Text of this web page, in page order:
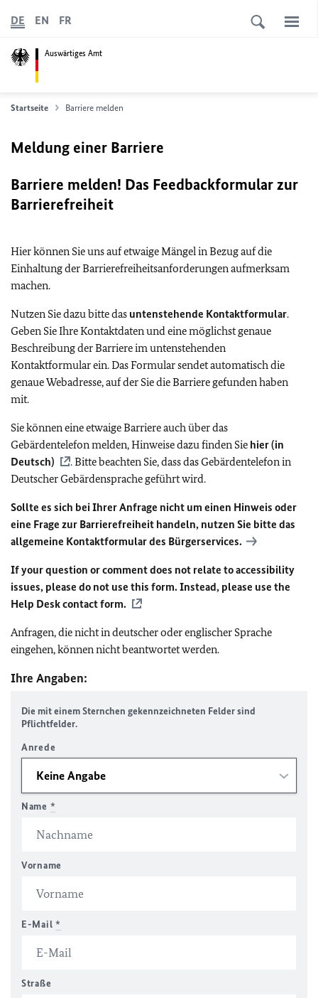
Auswärtiges Amt
DE EN FR
Startseite Barriere melden
Meldung einer Barriere
Barriere melden! Das Feedbackformular zur
Barrierefreiheit
Hier können Sie uns auf etwaige Mängel in Bezug auf die
Einhaltung der Barrierefreiheitsanforderungen aufmerksam
machen.
Nutzen Sie dazu bitte das untenstehende Kontaktformular.
Geben Sie Ihre Kontaktdaten und eine möglichst genaue
Beschreibung der Barriere im untenstehenden
Kontaktformular ein. Das Formular sendet automatisch die
genaue Webadresse, auf der Sie die Barriere gefunden haben
mit.
Sie können eine etwaige Barriere auch über das
Gebärdentelefon melden, Hinweise dazu finden Sie hier (in
Deutsch)
. Bitte beachten Sie, dass das Gebärdentelefon in
Deutscher Gebärdensprache geführt wird.
Sollte es sich bei Ihrer Anfrage nicht um einen Hinweis oder
eine Frage zur Barrierefreiheit handeln, nutzen Sie bitte das
allgemeine Kontaktformular des Bürgerservices.
If your question or comment does not relate to accessibility
issues, please do not use this form. Instead, please use the
Help Desk contact form.
Anfragen, die nicht in deutscher oder englischer Sprache
eingehen, können nicht beantwortet werden.
Ihre Angaben:
Die mit einem Sternchen gekennzeichneten Felder sind
Pflichtfelder.
Anrede
Name *
Vorname
E-Mail *
Straße